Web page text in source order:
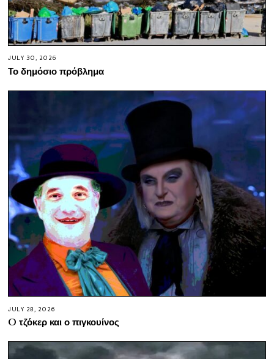
JULY 30, 2026
Το δημόσιο πρόβλημα
JULY 28, 2026
O τζόκερ και ο πιγκουίνος